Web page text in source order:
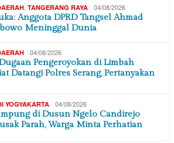
TANGERANG RAYA 04/08/2026
Anggota DPRD Tangsel Ahmad
Meninggal Dunia
04/08/2026
Pengeroyokan di Limbah
Datangi Polres Serang, Pertanyakan
YOGYAKARTA 04/08/2026
di Dusun Ngelo Candirejo
Parah, Warga Minta Perhatian